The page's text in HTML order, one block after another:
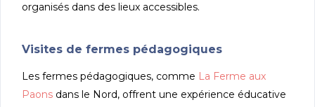
organisés dans des lieux accessibles.
Visites de fermes pédagogiques
Les fermes pédagogiques, comme La Ferme aux
Paons dans le Nord, offrent une expérience éducative